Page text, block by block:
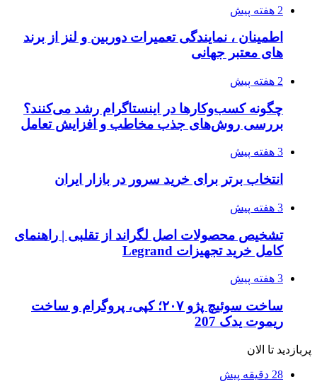
2 هفته پیش
اطمینان ، نمایندگی تعمیرات دوربین و لنز از برند
های معتبر جهانی
2 هفته پیش
چگونه کسب‌وکارها در اینستاگرام رشد می‌کنند؟
بررسی روش‌های جذب مخاطب و افزایش تعامل
3 هفته پیش
انتخاب برتر برای خرید سرور در بازار ایران
3 هفته پیش
تشخیص محصولات اصل لگراند از تقلبی | راهنمای
کامل خرید تجهیزات Legrand
3 هفته پیش
ساخت سوئیچ پژو ۲۰۷؛ کپی، پروگرام و ساخت
ریموت یدک 207
پربازدید تا الان
28 دقیقه پیش